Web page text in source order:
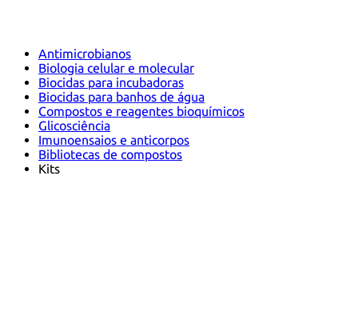
Antimicrobianos
Biologia celular e molecular
Biocidas para incubadoras
Biocidas para banhos de água
Compostos e reagentes bioquímicos
Glicosciência
Imunoensaios e anticorpos
Bibliotecas de compostos
Kits